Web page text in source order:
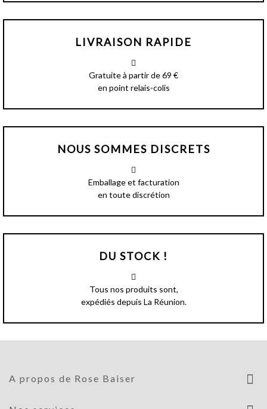
LIVRAISON RAPIDE
Gratuite à partir de 69 €
en point relais-colis
NOUS SOMMES DISCRETS
Emballage et facturation
en toute discrétion
DU STOCK !
Tous nos produits sont,
expédiés depuis La Réunion.
A propos de Rose Baiser